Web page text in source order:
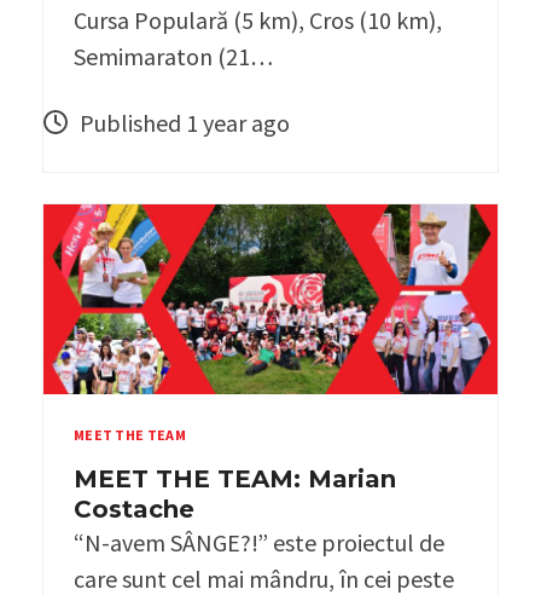
Cursa Populară (5 km), Cros (10 km),
Semimaraton (21…
Published 1 year ago
MEET THE TEAM
MEET THE TEAM: Marian
Costache
“N-avem SÂNGE?!” este proiectul de
care sunt cel mai mândru, în cei peste